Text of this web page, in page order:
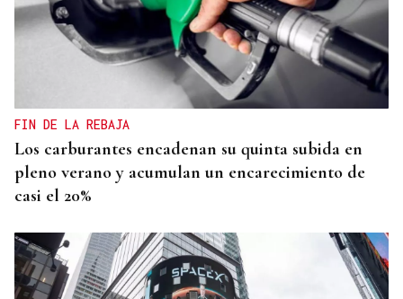
FIN DE LA REBAJA
Los carburantes encadenan su quinta subida en
pleno verano y acumulan un encarecimiento de
casi el 20%